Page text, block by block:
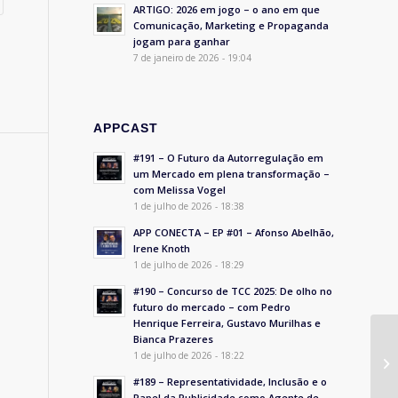
ARTIGO: 2026 em jogo – o ano em que
Comunicação, Marketing e Propaganda
jogam para ganhar
7 de janeiro de 2026 - 19:04
APPCAST
#191 – O Futuro da Autorregulação em
um Mercado em plena transformação –
com Melissa Vogel
1 de julho de 2026 - 18:38
APP CONECTA – EP #01 – Afonso Abelhão,
Irene Knoth
1 de julho de 2026 - 18:29
#190 – Concurso de TCC 2025: De olho no
futuro do mercado – com Pedro
Henrique Ferreira, Gustavo Murilhas e
Bianca Prazeres
1 de julho de 2026 - 18:22
#189 – Representatividade, Inclusão e o